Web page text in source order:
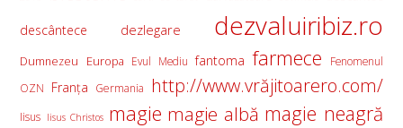
descântece dezlegare dezvaluiribiz.ro
Dumnezeu Europa Evul Mediu fantoma farmece
Fenomenul
OZN
Franţa Germania http://www.vrăjitoarero.com/
Iisus Iisus Christos magie magie albă magie neagră